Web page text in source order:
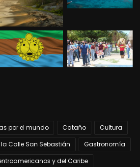
del pueblo y primer alcalde.
– educador, cuentista y periodista.
por el mundo Cataño
Cultura
Calle San Sebastián
Gastronomía
y del Caribe